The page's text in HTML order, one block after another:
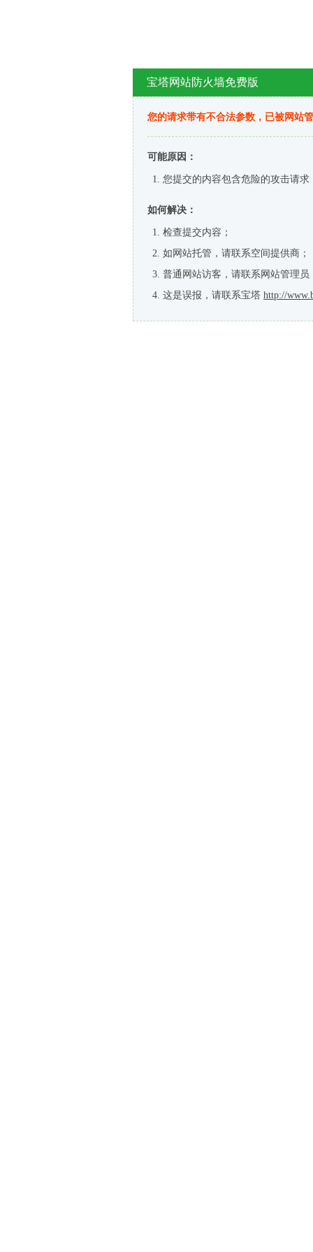
宝塔网站防火墙免费版
您的请求带有不合法参数，已被网站
可能原因：
您提交的内容包含危险的攻击请求
如何解决：
检查提交内容；
如网站托管，请联系空间提供商；
普通网站访客，请联系网站管理员
这是误报，请联系宝塔 http://